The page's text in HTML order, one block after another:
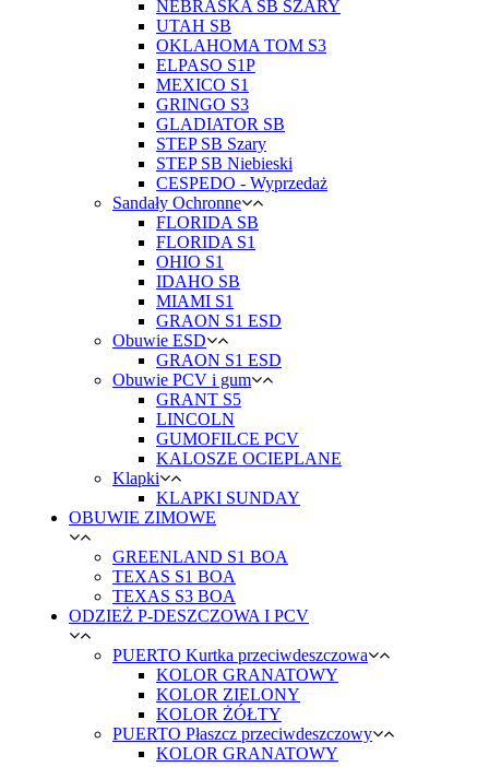
NEBRASKA SB SZARY
UTAH SB
OKLAHOMA TOM S3
ELPASO S1P
MEXICO S1
GRINGO S3
GLADIATOR SB
STEP SB Szary
STEP SB Niebieski
CESPEDO - Wyprzedaż
Sandały Ochronne
FLORIDA SB
FLORIDA S1
OHIO S1
IDAHO SB
MIAMI S1
GRAON S1 ESD
Obuwie ESD
GRAON S1 ESD
Obuwie PCV i gum
GRANT S5
LINCOLN
GUMOFILCE PCV
KALOSZE OCIEPLANE
Klapki
KLAPKI SUNDAY
OBUWIE ZIMOWE
GREENLAND S1 BOA
TEXAS S1 BOA
TEXAS S3 BOA
ODZIEŻ P-DESZCZOWA I PCV
PUERTO Kurtka przeciwdeszczowa
KOLOR GRANATOWY
KOLOR ZIELONY
KOLOR ŻÓŁTY
PUERTO Płaszcz przeciwdeszczowy
KOLOR GRANATOWY